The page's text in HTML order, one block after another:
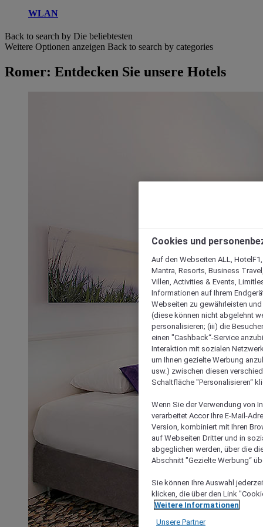
WLAN
Back to search by Die beliebtesten
Weitere Optionen anzeigen Back to search by categories
Romer: Entdecken Sie unsere Hotels
Cookies und
Auf den Webseiten ALL,
Mantra, Resorts, Business
Villen, Activities & Events,
Informationen auf Ihrem
Webseiten zu gewährleisten
(diese können nicht abgelehnt
personalisieren; (iii) die
einen "Cashback“-Service
Interaktion mit sozialen
um Ihnen gezielte Werbung
usw.) zwischen diesen
Schaltfläche "Personalisieren“
Wenn Sie der Verwendung von
verarbeitet Accor Ihre E-Mail-
Version, kombiniert mit Ihren
auf Webseiten Dritter und in
abgeglichen werden, über die
Abschnitt "Gezielte Werbung“
Sie können Ihre Auswahl
klicken, die über den Link
Weitere Informationen
Unsere Partner